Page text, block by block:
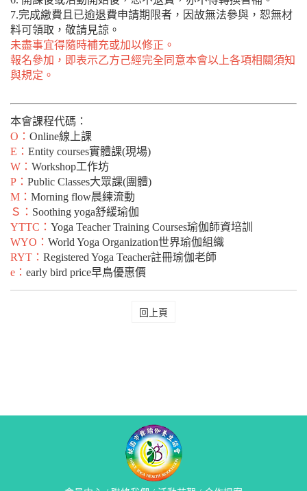
7.完成繳費且已逾退費申請期限者，因故無法參與，恕無材
料可領取，敬請見諒。
未盡事宜得隨時補充或加以修正。
報名參加，即表示乙方己經完全同意本會以上各項相關須知
與規定。
本會課程代碼：
O： Online線上課
E： Entity courses實體課(現場)
W： Workshop工作坊
P： Public Classes大眾課(團體)
M： Morning flow晨練流動
Ｓ： Soothing yoga舒緩瑜伽
YTTC： Yoga Teacher Training Courses瑜伽師資培訓
WYO： World Yoga Organization世界瑜伽組織
RYT： Registered Yoga Teacher註冊瑜伽老師
e： early bird price早鳥優惠價
回上頁